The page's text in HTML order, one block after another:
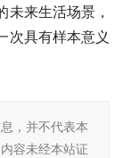
来生活场景，
次具有样本意义
，并不代表本
容未经本站证